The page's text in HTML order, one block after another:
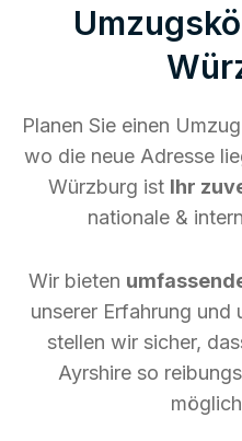
Planen Sie einen
wo die neue Adresse
Würzburg ist Ihr
nationale &
Wir bieten
unserer Erfahrung und
stellen wir sicher,
Ayrshire so